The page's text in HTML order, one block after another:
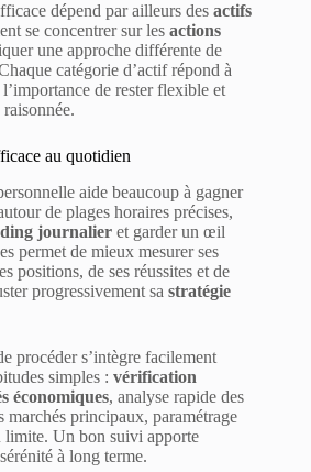
dépend par ailleurs des actifs
se concentrer sur les actions
une approche différente de
catégorie d’actif répond à
de rester flexible et
au quotidien
aide beaucoup à gagner
de plages horaires précises,
journalier et garder un œil
permet de mieux mesurer ses
positions, de ses réussites et de
progressivement sa stratégie
procéder s’intègre facilement
simples : vérification
économiques, analyse rapide des
marchés principaux, paramétrage
limite. Un bon suivi apporte
à long terme.